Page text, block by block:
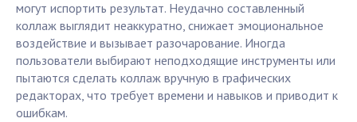
могут испортить результат. Неудачно составленный
коллаж выглядит неаккуратно, снижает эмоциональное
воздействие и вызывает разочарование. Иногда
пользователи выбирают неподходящие инструменты или
пытаются сделать коллаж вручную в графических
редакторах, что требует времени и навыков и приводит к
ошибкам.